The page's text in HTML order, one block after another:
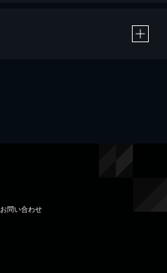
お問い合わせ